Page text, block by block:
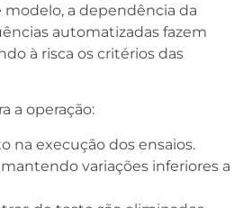
modelo, a dependência da
automatizadas fazem
à risca os critérios das
a operação:
na execução dos ensaios.
variações inferiores a